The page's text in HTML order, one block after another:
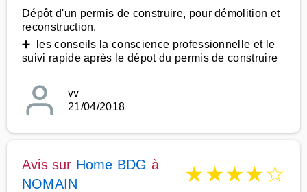
Dépôt d'un permis de construire, pour démolition et
reconstruction.
➕ les conseils la conscience professionnelle et le
suivi rapide après le dépot du permis de construire
vv
21/04/2018
Avis sur Home BDG à
NOMAIN
★★★★☆